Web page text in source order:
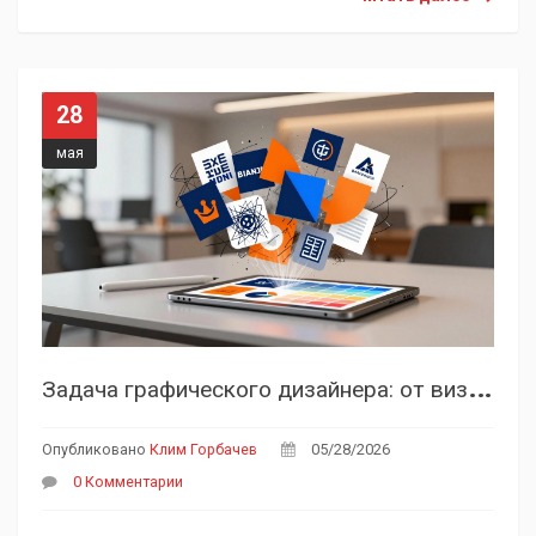
28
мая
З
адача графического дизайнера: от визуальной упаковки до решения бизнес-задач
Опубликовано Клим Горбачев
05/28/2026
0 Комментарии